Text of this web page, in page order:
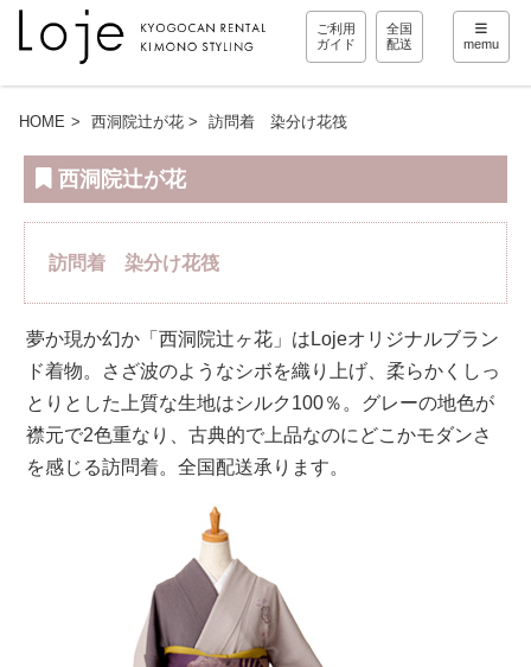
ご利用
ガイド
全国
配送
memu
HOME 西洞院辻が花 訪問着 染分け花筏
西洞院辻が花
訪問着 染分け花筏
夢か現か幻か「西洞院辻ヶ花」はLojeオリジナルブラン
ド着物。さざ波のようなシボを織り上げ、柔らかくしっ
とりとした上質な生地はシルク100％。グレーの地色が
襟元で2色重なり、古典的で上品なのにどこかモダンさ
を感じる訪問着。全国配送承ります。